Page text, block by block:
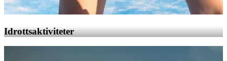
Idrottsaktiviteter